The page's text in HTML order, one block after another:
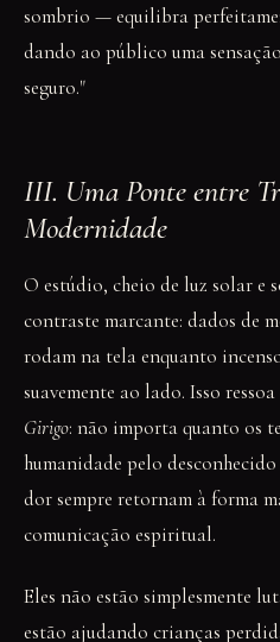
sombrio — equilibra
dando ao público uma
seguro."
III. Uma Ponte entre
Modernidade
O estúdio, cheio de luz solar e
contraste marcante: dados de
rodam na tela enquanto
suavemente ao lado. Isso
Girigo: não importa quanto os
humanidade pelo
dor sempre retornam à forma
comunicação espiritual.
Eles não estão simplesmente
estão ajudando crianças